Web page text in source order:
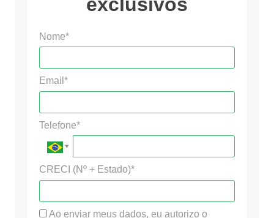
Nome*
Email*
Telefone*
CRECI (Nº + Estado)*
Ao enviar meus dados, eu autorizo o